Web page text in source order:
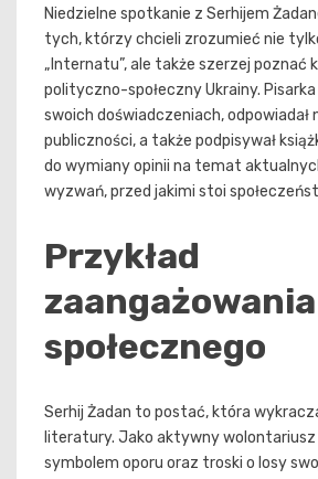
Niedzielne spotkanie z Serhijem
tych, którzy chcieli zrozumieć nie
„Internatu”, ale także szerzej poznać
polityczno-społeczny Ukrainy. Pisarka
swoich doświadczeniach, odpowiadał
publiczności, a także podpisywał
do wymiany opinii na temat
wyzwań, przed jakimi stoi
Przykład
zaangażowania
społecznego
Serhij Żadan to postać, która
literatury. Jako aktywny wolontariusz
symbolem oporu oraz troski o losy